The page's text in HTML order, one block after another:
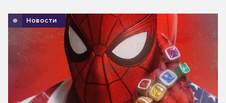
Новости